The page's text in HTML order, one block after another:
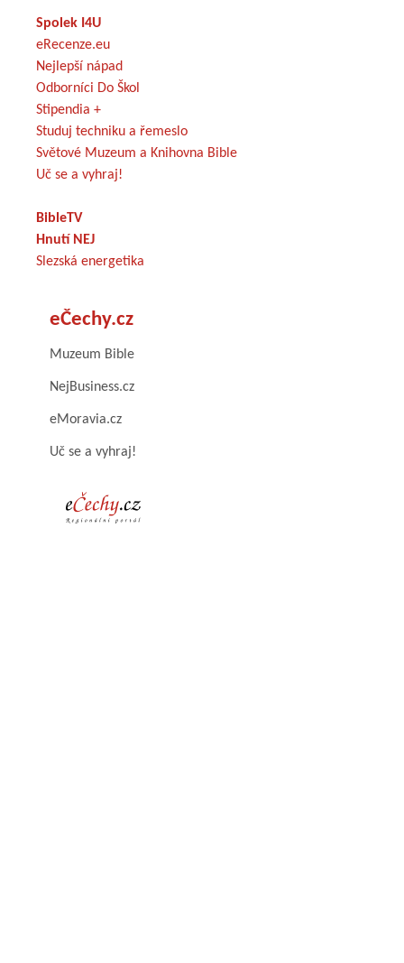
Spolek I4U
eRecenze.eu
Nejlepší nápad
Odborníci Do Škol
Stipendia +
Studuj techniku a řemeslo
Světové Muzeum a Knihovna Bible
Uč se a vyhraj!
BibleTV
Hnutí NEJ
Slezská energetika
eČechy.cz
Muzeum Bible
NejBusiness.cz
eMoravia.cz
Uč se a vyhraj!